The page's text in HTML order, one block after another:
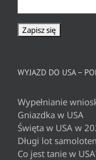
WYJAZD DO USA –
Wypełnianie
Gniazdka w USA
Święta w USA w
Długi lot
Co jest tanie w